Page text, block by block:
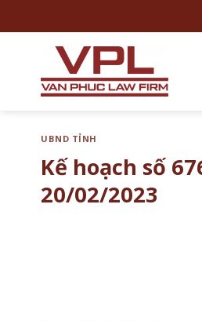
đến
UBND TỈNH
Kế hoạch số
20/02/2023